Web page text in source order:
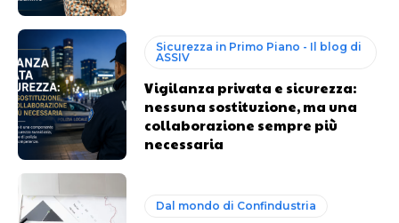
Sicurezza in Primo Piano - Il blog di
ASSIV
Vigilanza privata e sicurezza:
nessuna sostituzione, ma una
collaborazione sempre più
necessaria
Dal mondo di Confindustria